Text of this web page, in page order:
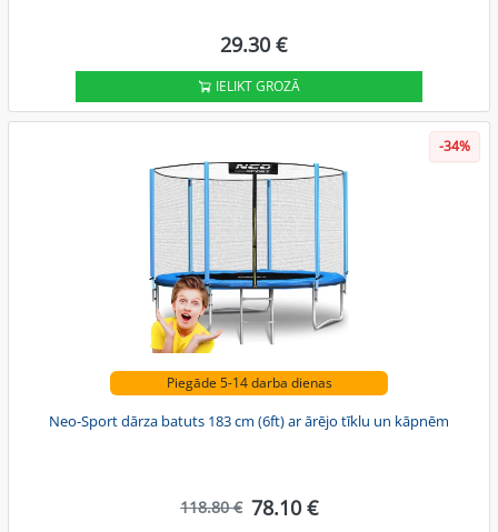
29.30 €
IELIKT GROZĀ
-34%
Piegāde 5-14 darba dienas
Neo-Sport dārza batuts 183 cm (6ft) ar ārējo tīklu un kāpnēm
118.80 € 78.10 €